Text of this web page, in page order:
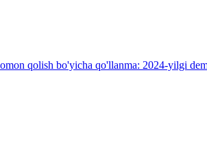
qolish bo'yicha qo'llanma: 2024-yilgi